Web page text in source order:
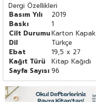
Dergi Özellikleri
Basım Yılı
2019
Baskı
1
Cilt DurumuKarton Kapak
Dil
Türkçe
Ebat
19,5 x 27
Kağıt Türü
Kitap Kağıdı
Sayfa Sayısı 96